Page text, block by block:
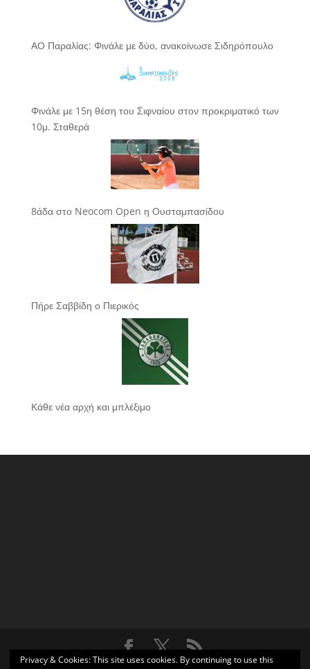
ΑΟ Παραλίας: Φινάλε με δύο, ανακοίνωσε Σιδηρόπουλο
Φινάλε με 15η θέση του Σιφναίου στον προκριματικό των
10μ. Σταθερά
8άδα στο Neocom Open η Ουσταμπασίδου
Πήρε Σαββίδη ο Πιερικός
Κάθε νέα αρχή και μπλέξιμο
Privacy & Cookies: This site uses cookies. By continuing to use this